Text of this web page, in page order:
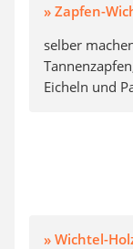
» Zapfen-
selber
Eicheln und
» Wichtel-